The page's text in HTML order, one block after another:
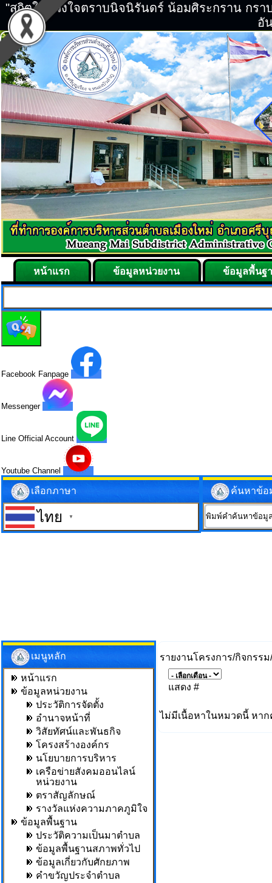
"สถิตในดวงใจตราบนิจนิรันดร์ น้อมศิระกราน ก
อั
หน้าแรก ข้อมูลหน่วยงาน ข้อมูลพื้นฐ
Facebook Fanpage
Messenger
Line Official Account
Youtube Channel
เลือกภาษา
ไทย ▼
ค้นหาข้อ
เมนูหลัก
หน้าแรก
ข้อมูลหน่วยงาน
ประวัติการจัดตั้ง
อำนาจหน้าที่
วิสัยทัศน์และพันธกิจ
โครงสร้างองค์กร
นโยบายการบริหาร
เครือข่ายสังคมออนไลน์
หน่วยงาน
ตราสัญลักษณ์
รางวัลแห่งความภาคภูมิใจ
ข้อมูลพื้นฐาน
ประวัติความเป็นมาตำบล
ข้อมูลพื้นฐานสภาพทั่วไป
ข้อมูลเกี่ยวกับศักยภาพ
คำขวัญประจำตำบล
รายงานโครงการ/กิจกร
แสดง #
ไม่มีเนื้อหาในหมวดนี้ หา